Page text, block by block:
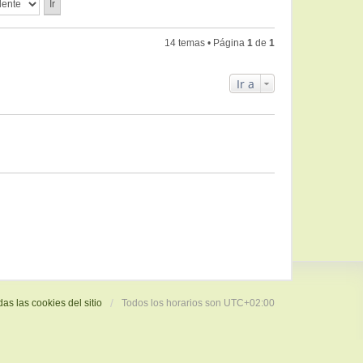
s
m
i
14 temas • Página 1 de 1
Ir a
las cookies del sitio Todos los horarios son UTC+02:00